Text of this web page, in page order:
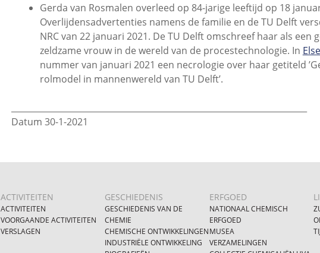
Gerda van Rosmalen overleed op 84-jarige leeftijd op 18
Overlijdensadvertenties namens de familie en de TU Delft
NRC van 22 januari 2021. De TU Delft omschreef haar als
zeldzame vrouw in de wereld van de procestechnologie. In
nummer van januari 2021 een necrologie over haar getiteld
rolmodel in mannenwereld van TU Delft’.
Datum 30-1-2021
ACTIVITEITEN
ACTIVITEITEN
VOORGAANDE ACTIVITEITEN
VERSLAGEN
GESCHIEDENIS
GESCHIEDENIS VAN DE
CHEMIE
CHEMISCHE ONTWIKKELINGEN
INDUSTRIËLE ONTWIKKELING
ERFGOED
NATIONAAL CHEMISCH
ERFGOED
MUSEA
VERZAMELINGEN